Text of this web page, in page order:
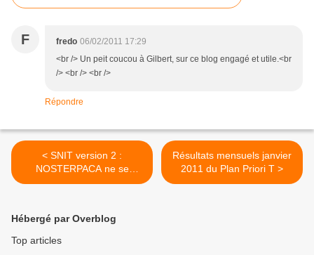
F fredo 06/02/2011 17:29
<br /> Un peit coucou à Gilbert, sur ce blog engagé et utile.<br
/> <br /> <br />
Répondre
< SNIT version 2 :
NOSTERPACA ne se
résignera pas
Résultats mensuels janvier
2011 du Plan Priori T >
Hébergé par Overblog
Top articles